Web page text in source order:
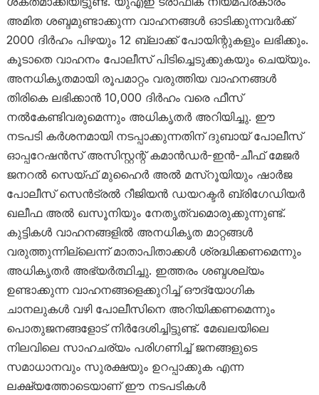
അമിത ശബ്ദമുണ്ടാക്കുന്ന വാഹനങ്ങൾ ഓടിക്കുന്നവർക്ക്
2000 ദിർഹം പിഴയും 12 ബ്ലാക്ക് പോയിന്റുകളും ലഭിക്കും.
കൂടാതെ വാഹനം പോലീസ് പിടിച്ചെടുക്കുകയും ചെയ്യും.
അനധികൃതമായി രൂപമാറ്റം വരുത്തിയ വാഹനങ്ങൾ
തിരികെ ലഭിക്കാൻ 10,000 ദിർഹം വരെ ഫീസ്
നൽകേണ്ടിവരുമെന്നും അധികൃതർ അറിയിച്ചു. ഈ
നടപടി കർശനമായി നടപ്പാക്കുന്നതിന് ദുബായ് പോലീസ്
ഓപ്പറേഷൻസ് അസിസ്റ്റന്റ് കമാൻഡർ-ഇൻ-ചീഫ് മേജർ
ജനറൽ സെയ്ഫ് മുഹൈർ അൽ മസ്‌റൂയിയും ഷാർജ
പോലീസ് സെൻട്രൽ റീജിയൻ ഡയറക്ടർ ബ്രിഗേഡിയർ
ഖലീഫ അൽ ഖസൂനിയും നേതൃത്വമൊരുക്കുന്നുണ്ട്.
കുട്ടികൾ വാഹനങ്ങളിൽ അനധികൃത മാറ്റങ്ങൾ
വരുത്തുന്നില്ലെന്ന് മാതാപിതാക്കൾ ശ്രദ്ധിക്കണമെന്നും
അധികൃതർ അഭ്യർത്ഥിച്ചു. ഇത്തരം ശബ്ദശല്യം
ഉണ്ടാക്കുന്ന വാഹനങ്ങളെക്കുറിച്ച് ഔദ്യോഗിക
ചാനലുകൾ വഴി പോലീസിനെ അറിയിക്കണമെന്നും
പൊതുജനങ്ങളോട് നിർദേശിച്ചിട്ടുണ്ട്. മേഖലയിലെ
നിലവിലെ സാഹചര്യം പരിഗണിച്ച് ജനങ്ങളുടെ
സമാധാനവും സുരക്ഷയും ഉറപ്പാക്കുക എന്ന
ലക്ഷ്യത്തോടെയാണ് ഈ നടപടികൾ